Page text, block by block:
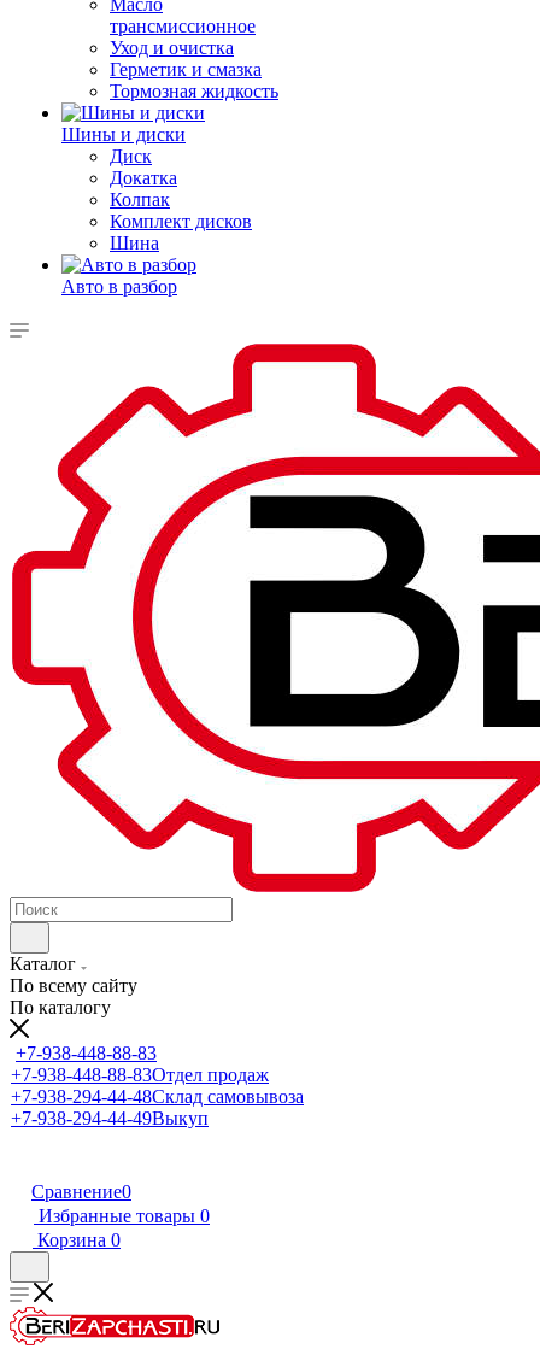
Масло
трансмиссионное
Уход и очистка
Герметик и смазка
Тормозная жидкость
Шины и диски
Диск
Докатка
Колпак
Комплект дисков
Шина
Авто в разбор
Каталог
По всему сайту
По каталогу
+7-938-448-88-83
+7-938-448-88-83Отдел продаж
+7-938-294-44-48Склад самовывоза
+7-938-294-44-49Выкуп
Сравнение0
Избранные товары 0
Корзина 0